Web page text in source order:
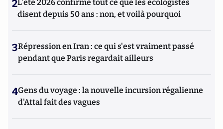
2L’été 2026 confirme tout ce que les écologistes
disent depuis 50 ans : non, et voilà pourquoi
3Répression en Iran : ce qui s'est vraiment passé
pendant que Paris regardait ailleurs
4Gens du voyage : la nouvelle incursion régalienne
d'Attal fait des vagues